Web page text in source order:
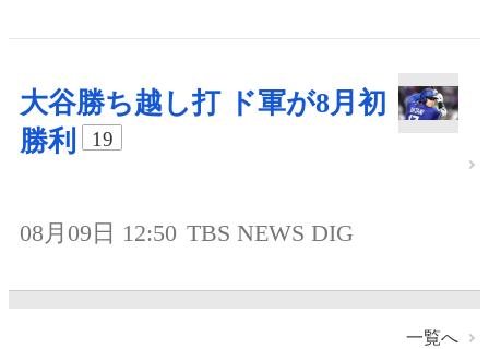
大谷勝ち越し打 ド軍が8月初
勝利
19
08月09日 12:50 TBS NEWS DIG
一覧へ